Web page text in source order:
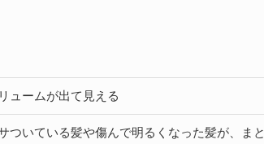
ュームが出て見える
ついている髪や傷んで明るくなった髪が、まと